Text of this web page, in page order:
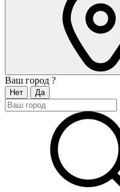
Ваш город ?
Нет Да